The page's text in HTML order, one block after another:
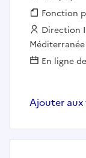
Fonction
Fonction
Direction
Méditerranée
En ligne
Ajouter aux